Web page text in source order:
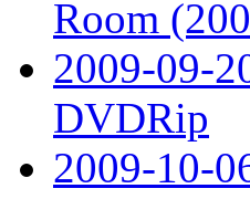
Room
2009-09-
DVDRip
2009-10-